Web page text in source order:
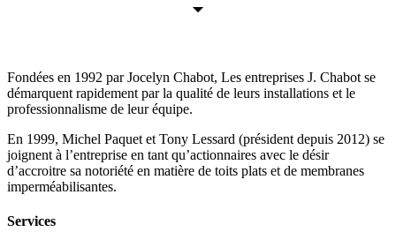
Fondées en 1992 par Jocelyn Chabot, Les entreprises J. Chabot se
démarquent rapidement par la qualité de leurs installations et le
professionnalisme de leur équipe.
En 1999, Michel Paquet et Tony Lessard (président depuis 2012) se
joignent à l’entreprise en tant qu’actionnaires avec le désir
d’accroitre sa notoriété en matière de toits plats et de membranes
imperméabilisantes.
Services